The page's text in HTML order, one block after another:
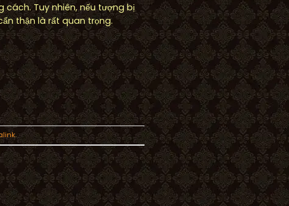
cách. Tuy nhiên, nếu tượng bị
thận là rất quan trọng.
.